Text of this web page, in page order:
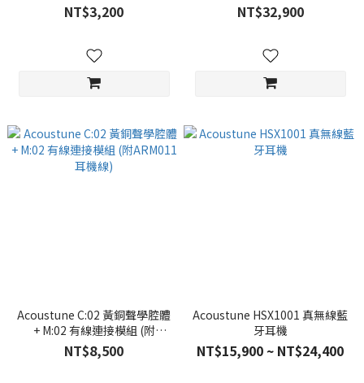
NT$3,200 NT$32,900
Acoustune C:02 黃銅聲學腔體
+ M:02 有線連接模組 (附
ARM011耳機線)
NT$8,500
Acoustune HSX1001 真無線藍
牙耳機
NT$15,900 ~ NT$24,400